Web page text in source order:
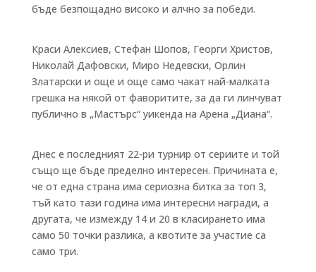
бъде безпощадно високо и алчно за победи.
Краси Алексиев, Стефан Шопов, Георги Христов,
Николай Дафовски, Миро Недевски, Орлин
Златарски и още и още само чакат най-малката
грешка на някой от фаворитите, за да ги линчуват
публично в „Мастърс“ уикенда на Арена „Диана“.
Днес е последният 22-ри турнир от сериите и той
също ще бъде пределно интересен. Причината е,
че от една страна има сериозна битка за топ 3,
тъй като тази година има интересни награди, а
другата, че измежду 14 и 20 в класирането има
само 50 точки разлика, а квотите за участие са
само три.